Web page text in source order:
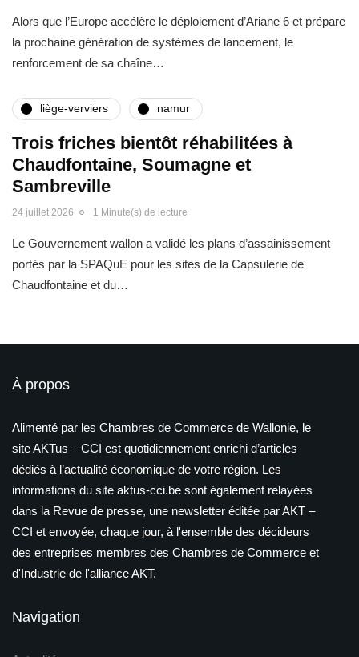
Alors que l’Europe accélère le déploiement d’Ariane 6 et prépare
la prochaine génération de systèmes de lancement, le
renforcement de sa chaîne…
liège-verviers namur
Trois friches bientôt réhabilitées à
Chaudfontaine, Soumagne et
Sambreville
24 juillet 2026 1 Minute(s) de lecture
Le Gouvernement wallon a validé les plans d’assainissement
portés par la SPAQuE pour les sites de la Capsulerie de
Chaudfontaine et du…
À propos
Alimenté par les Chambres de Commerce de Wallonie, le
site AKTus – CCI est quotidiennement enrichi d’articles
dédiés à l’actualité économique de votre région. Les
informations du site aktus-cci.be sont également relayées
dans la Revue de presse, une newsletter éditée par AKT –
CCI et envoyée, chaque jour, à l'ensemble des décideurs
des entreprises membres des Chambres de Commerce et
d'Industrie de l'alliance AKT.
Navigation